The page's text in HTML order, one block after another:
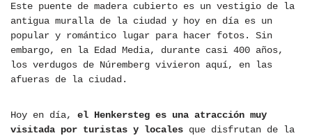
Este puente de madera cubierto es un vestigio de la
antigua muralla de la ciudad y hoy en día es un
popular y romántico lugar para hacer fotos. Sin
embargo, en la Edad Media, durante casi 400 años,
los verdugos de Núremberg vivieron aquí, en las
afueras de la ciudad.
Hoy en día, el Henkersteg es una atracción muy
visitada por turistas y locales que disfrutan de la